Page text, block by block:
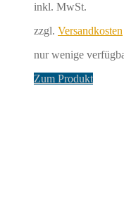
inkl. MwSt.
zzgl. Versandkosten
nur wenige
Zum Produkt